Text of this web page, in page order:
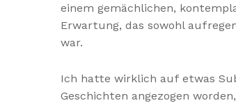
einem gemächlichen,
Erwartung, das sowohl
war.
Ich hatte wirklich auf etwas
Geschichten angezogen